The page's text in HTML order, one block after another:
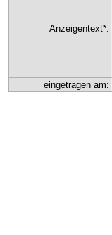
Anzeigentext*:
eingetragen am: